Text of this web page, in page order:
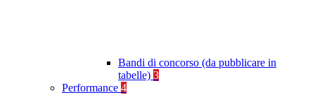
Bandi di concorso (da pubblicare in
tabelle) 3
Performance 4